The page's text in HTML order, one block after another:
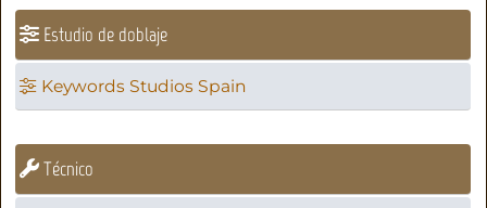
Estudio de doblaje
Keywords Studios Spain
Técnico